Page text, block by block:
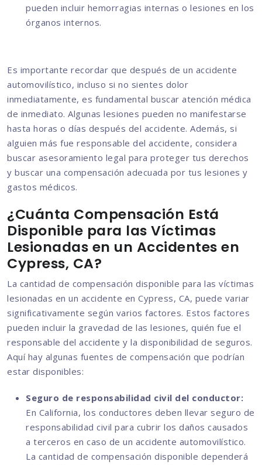
pueden incluir hemorragias internas o lesiones en los
órganos internos.
Es importante recordar que después de un accidente
automovilístico, incluso si no sientes dolor
inmediatamente, es fundamental buscar atención médica
de inmediato. Algunas lesiones pueden no manifestarse
hasta horas o días después del accidente. Además, si
alguien más fue responsable del accidente, considera
buscar asesoramiento legal para proteger tus derechos
y buscar una compensación adecuada por tus lesiones y
gastos médicos.
¿Cuánta Compensación Está
Disponible para las Víctimas
Lesionadas en un Accidentes en
Cypress, CA?
La cantidad de compensación disponible para las víctimas
lesionadas en un accidente en Cypress, CA, puede variar
significativamente según varios factores. Estos factores
pueden incluir la gravedad de las lesiones, quién fue el
responsable del accidente y la disponibilidad de seguros.
Aquí hay algunas fuentes de compensación que podrían
estar disponibles:
Seguro de responsabilidad civil del conductor:
En California, los conductores deben llevar seguro de
responsabilidad civil para cubrir los daños causados
a terceros en caso de un accidente automovilístico.
La cantidad de compensación disponible dependerá